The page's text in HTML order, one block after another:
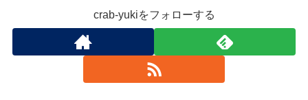
crab-yukiをフォローする